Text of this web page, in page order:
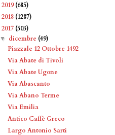
2019(685)
2018 (1287)
2017 (503)
▼ dicembre (49)
Piazzale 12 Ottobre 1492
Via Abate di Tivoli
Via Abate Ugone
Via Abascanto
Via Abano Terme
Via Emilia
Antico Caffè Greco
Largo Antonio Sarti